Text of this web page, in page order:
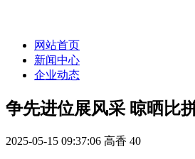
网站首页
新闻中心
企业动态
争先进位展风采 晾晒比
2025-05-15 09:37:06 高香 40